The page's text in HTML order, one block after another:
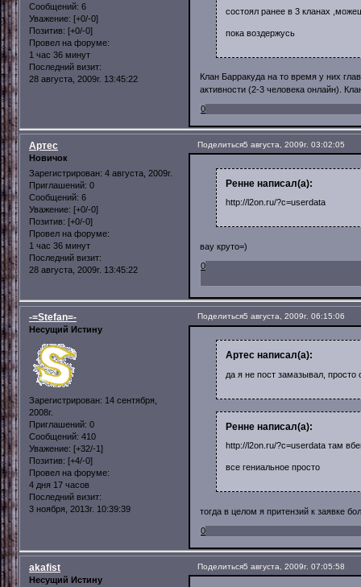
Сообщений: 6
Уважение: [+0/-0]
Позитив: [+0/-0]
Провел на форуме:
1 час 36 минут
Последний визит:
28 августа, 2009г. 13:45:22
состоял ранее в 3 кланах
пока воздержусь
Клан Барракуда на то время у них
активности (2-3 человека онлайн).
0
Поделиться5 августа, 2009г. 03:02:05
Артес
Новичок
Зарегистрирован: 4 августа, 2009г.
Приглашений: 0
Сообщений: 6
Уважение: [+0/-0]
Позитив: [+0/-0]
Провел на форуме:
1 час 36 минут
Последний визит:
28 августа, 2009г. 13:45:22
Ренне написал(а):
http://l2on.ru/?c=userdata
вау круто=)
0
Поделиться5 августа, 2009г. 06:15:06
-=Stefan=-
Несущий Истину
Зарегистрирован: 14 сентября,
2008г.
Приглашений: 0
Сообщений: 410
Уважение: [+32/-1]
Позитив: [+4/-0]
Провел на форуме:
4 дня 17 часов
Последний визит:
3 ноября, 2013г. 10:39:39
Артес написал(а):
да я не пост замазывал, просто
Ренне написал(а):
http://l2on.ru/?c=userdata там
все гениальное просто
тогда в целом я притензий к заявке
0
Поделиться5 августа, 2009г. 07:05:58
akafist
Несущий Истину